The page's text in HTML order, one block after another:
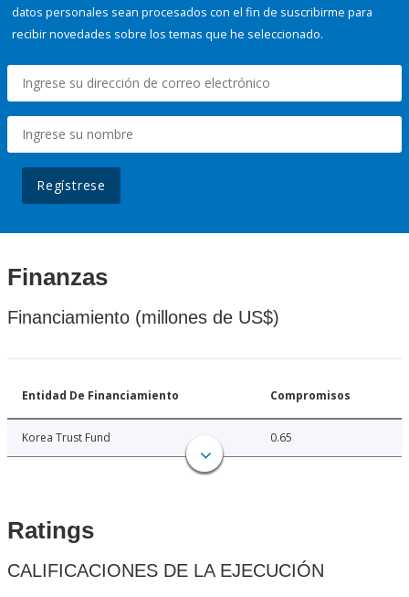
datos personales sean procesados con el fin de suscribirme para
recibir novedades sobre los temas que he seleccionado.
Regístrese
Finanzas
Financiamiento (millones de US$)
Entidad De Financiamiento Compromisos
Korea Trust Fund 0.65
Ratings
CALIFICACIONES DE LA EJECUCIÓN